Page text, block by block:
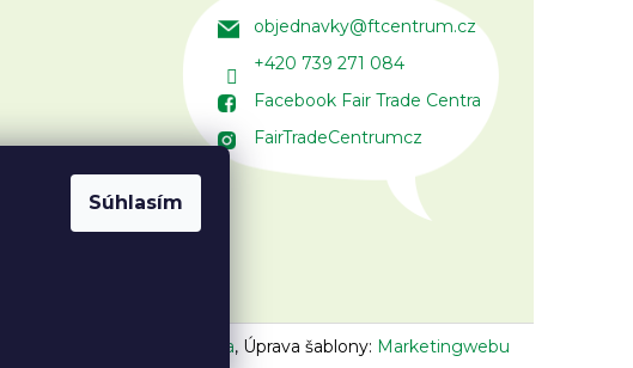
Súhlasím
objednavky@ftcentrum.cz
+420 739 271 084
Facebook Fair Trade Centra
FairTradeCentrumcz
Vojtěch Lunga, Úprava šablony: Marketingwebu